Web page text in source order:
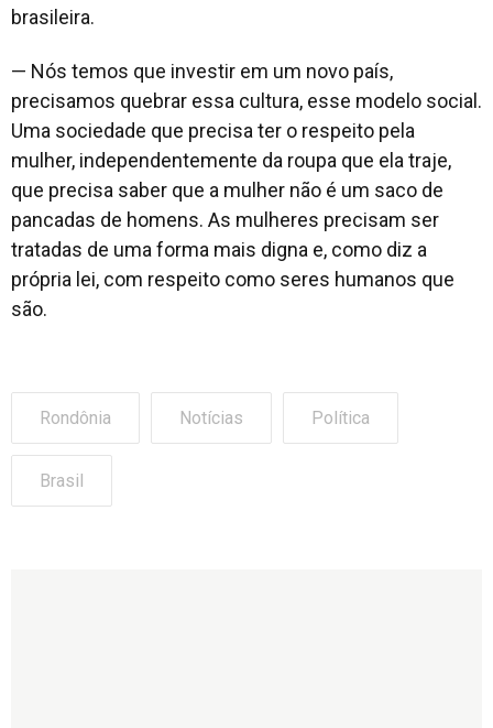
brasileira.
— Nós temos que investir em um novo país,
precisamos quebrar essa cultura, esse modelo social.
Uma sociedade que precisa ter o respeito pela
mulher, independentemente da roupa que ela traje,
que precisa saber que a mulher não é um saco de
pancadas de homens. As mulheres precisam ser
tratadas de uma forma mais digna e, como diz a
própria lei, com respeito como seres humanos que
são.
Rondônia Notícias Política
Brasil